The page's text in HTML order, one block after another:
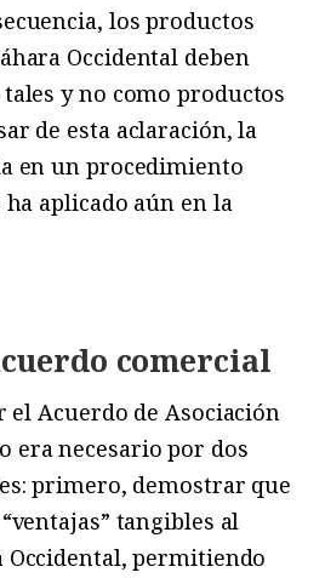
los productos
Occidental deben
y no como productos
de esta aclaración, la
en un procedimiento
aplicado aún en la
comercial
el Acuerdo de Asociación
era necesario por dos
primero, demostrar que
tangibles al
Occidental, permitiendo